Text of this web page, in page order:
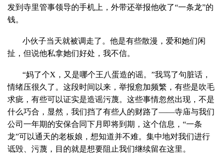
发到寺里管事领导的手机上，外带还举报他收了“一条龙”的
钱。
小伙子当天就被调走了。他是有些散漫，爱和她们闲
扯，但说他私拿她们好处，我不信。
“妈了个X，又是哪个王八蛋造的谣。”我骂了句脏话，
情绪压很久了。这段时间以来，举报愈加频繁，有些是吹毛
求疵，有些可以证实是造谣污蔑。这些事情忽然出现，不是
什么巧合，显然，我们挡了有些人的财路了——寺庙与我们
公司一年期的安保合同下月即将到期，这个信息，“一条
龙”可以通天的老板娘，想知道并不难。集中地对我们进行
诋毁、污蔑，目的就是想要阻止我们继续留在这里。